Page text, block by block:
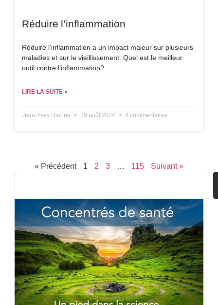
Réduire l’inflammation
Réduire l’inflammation a un impact majeur sur plusieurs
maladies et sur le vieillissement. Quel est le meilleur
outil contre l’inflammation?
LIRE LA SUITE »
Jean-Yves Dionne 29 août 2024 4 commentaires
« Précédent 1 2 3 … 115 Suivant »